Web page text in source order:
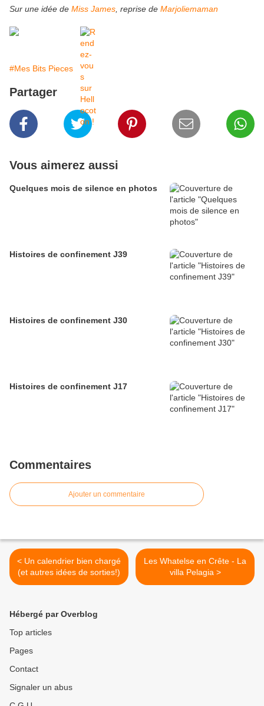
Sur une idée de Miss James , reprise de Marjoliemaman
#Mes Bits Pieces
Partager
Vous aimerez aussi
Quelques mois de silence en photos
Histoires de confinement J39
Histoires de confinement J30
Histoires de confinement J17
Commentaires
Ajouter un commentaire
< Un calendrier bien chargé
(et autres idées de sorties!)
Les Whatelse en Crête - La
villa Pelagia >
Hébergé par Overblog
Top articles
Pages
Contact
Signaler un abus